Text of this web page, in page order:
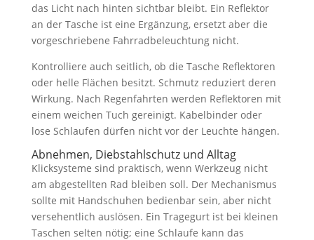
das Licht nach hinten sichtbar bleibt. Ein Reflektor
an der Tasche ist eine Ergänzung, ersetzt aber die
vorgeschriebene Fahrradbeleuchtung nicht.
Kontrolliere auch seitlich, ob die Tasche Reflektoren
oder helle Flächen besitzt. Schmutz reduziert deren
Wirkung. Nach Regenfahrten werden Reflektoren mit
einem weichen Tuch gereinigt. Kabelbinder oder
lose Schlaufen dürfen nicht vor der Leuchte hängen.
Abnehmen, Diebstahlschutz und Alltag
Klicksysteme sind praktisch, wenn Werkzeug nicht
am abgestellten Rad bleiben soll. Der Mechanismus
sollte mit Handschuhen bedienbar sein, aber nicht
versehentlich auslösen. Ein Tragegurt ist bei kleinen
Taschen selten nötig; eine Schlaufe kann das